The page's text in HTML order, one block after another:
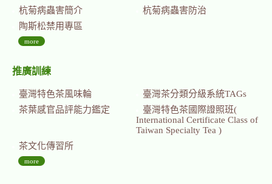
杭菊病蟲害簡介
杭菊病蟲害防治
陶斯松禁用專區
more
推廣訓練
臺灣特色茶風味輪
臺灣茶分類分級系統TAGs
茶葉感官品評能力鑑定
臺灣特色茶國際證照班(
International Certificate Class of
Taiwan Specialty Tea )
茶文化傳習所
more